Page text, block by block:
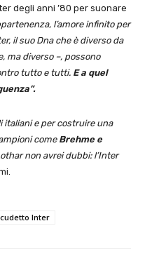
degli anni ’80 per suonare
l’amore infinito per
il suo Dna che è diverso da
ma diverso –, possono
tutto e tutti. E a quel
italiani e per costruire una
come Brehme e
non avrei dubbi: l’Inter
Inter